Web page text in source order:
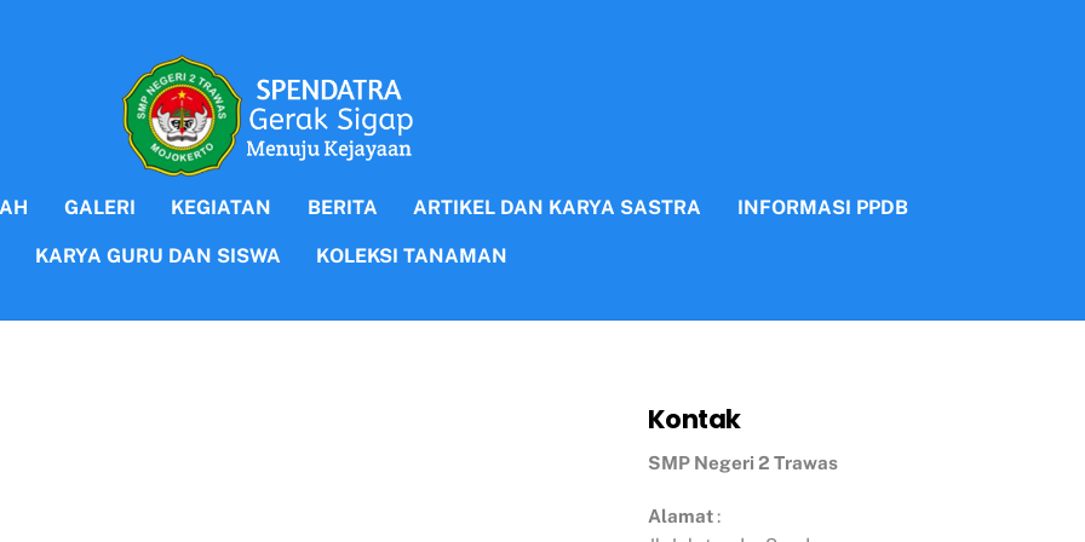
GALERI KEGIATAN BERITA ARTIKEL DAN KARYA SASTRA INFORMASI PPDB
KARYA GURU DAN SISWA KOLEKSI TANAMAN
Kontak
SMP Negeri 2 Trawas
Alamat :